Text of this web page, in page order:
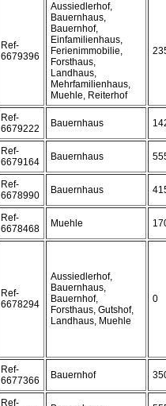
Ref-
6679396
Aussiedlerhof,
Bauernhaus,
Bauernhof,
Einfamilienhaus,
Ferienimmobilie,
Forsthaus,
Landhaus,
Mehrfamilienhaus,
Muehle, Reiterhof
Ref-
6679222
Bauernhaus
Ref-
6679164
Bauernhaus
Ref-
6678990
Bauernhaus
Ref-
6678468
Muehle
Ref-
6678294
Aussiedlerhof,
Bauernhaus,
Bauernhof,
Forsthaus, Gutshof,
Landhaus, Muehle
0
Ref-
6677366
Bauernhof
Ref-